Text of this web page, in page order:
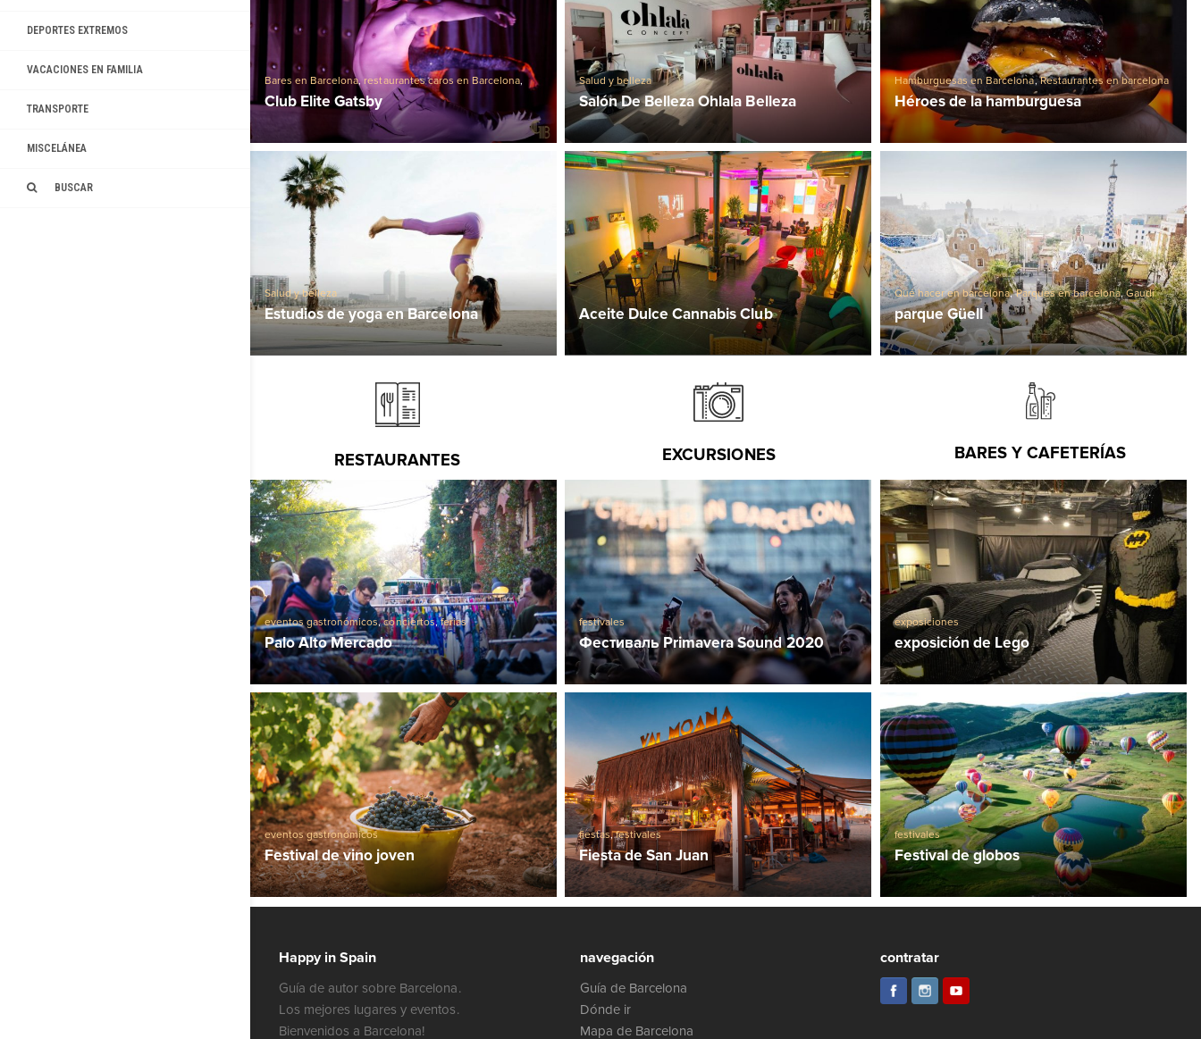
DEPORTES EXTREMOS
VACACIONES EN FAMILIA
TRANSPORTE
MISCELÁNEA
BUSCAR
Bares en Barcelona,restaurantes caros en Barcelona,
Restaurantes en barcelona
Club Elite Gatsby
Salud y belleza
Salón De Belleza Ohlala Belleza
Hamburguesas en Barcelona,Restaurantes en barcelona
Héroes de la hamburguesa
Salud y belleza
Estudios de yoga en Barcelona Aceite Dulce Cannabis Club
Qué hacer en barcelona,Parques en barcelona,Gaudí
parque Güell
RESTAURANTES EXCURSIONES BARES Y CAFETERÍAS
eventos gastronómicos,conciertos,ferias
Palo Alto Mercado
festivales
Фестиваль Primavera Sound 2020
exposiciones
exposición de Lego
eventos gastronómicos
Festival de vino joven
fiestas,festivales
Fiesta de San Juan
festivales
Festival de globos
Happy in Spain
Guía de autor sobre Barcelona.
Los mejores lugares y eventos.
Bienvenidos a Barcelona!
navegación
Guía de Barcelona
Dónde ir
Mapa de Barcelona
contratar